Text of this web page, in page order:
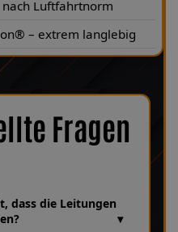
nach Luftfahrtnorm
– extrem langlebig
Fragen
dass die Leitungen